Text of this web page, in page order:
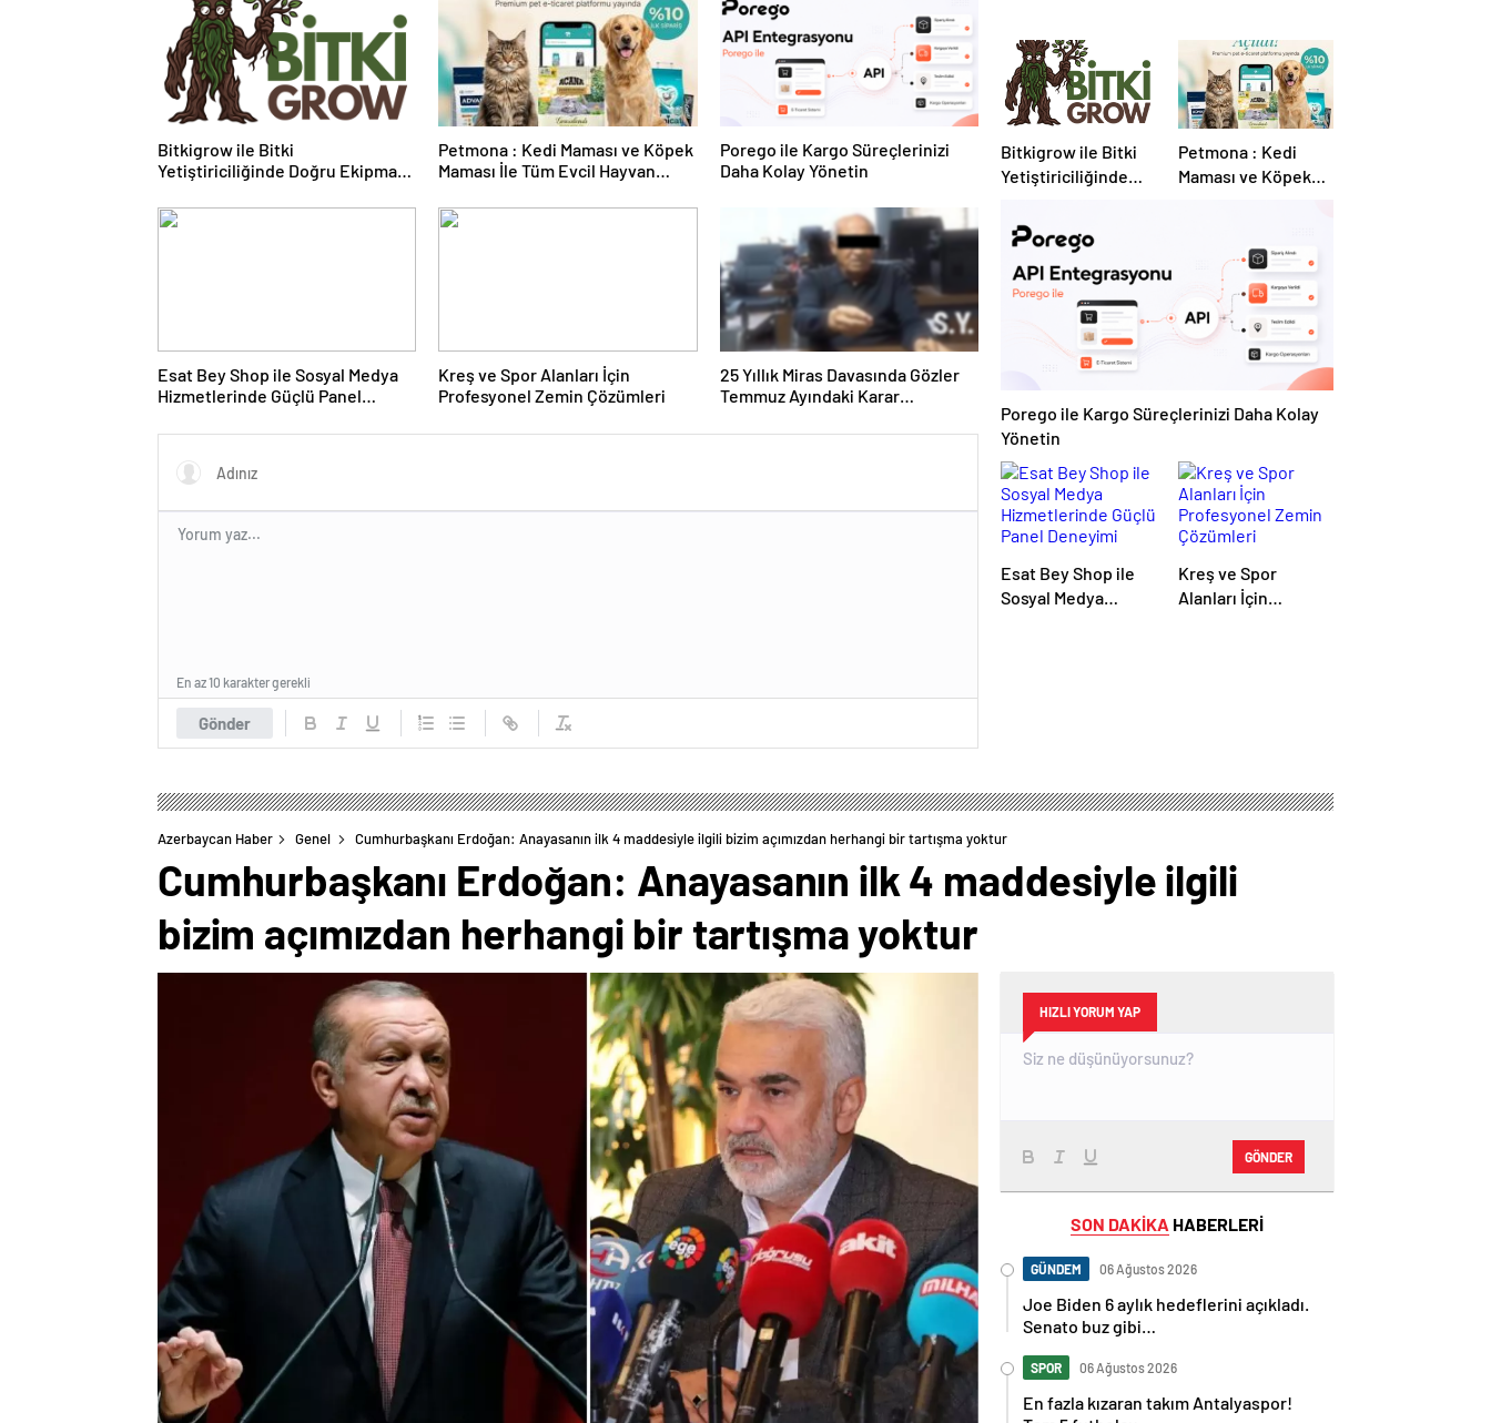
Bitkigrow ile Bitki
Yetiştiriciliğinde Doğru Ekipman
Petmona : Kedi Maması ve Köpek
Maması İle Tüm Evcil Hayvan
Porego ile Kargo Süreçlerinizi
Daha Kolay Yönetin
Esat Bey Shop ile Sosyal Medya
Hizmetlerinde Güçlü Panel
Kreş ve Spor Alanları İçin
Profesyonel Zemin Çözümleri
25 Yıllık Miras Davasında Gözler
Temmuz Ayındaki Karar
Gönder
En az 10 karakter gerekli
Bitkigrow ile Bitki
Yetiştiriciliğinde
Ürün Seçimi
Petmona : Kedi
Maması ve Köpek
Porego ile Kargo Süreçlerinizi Daha Kolay
Yönetin
Esat Bey Shop ile
Sosyal Medya
Kreş ve Spor
Alanları İçin
Azerbaycan Haber Genel Cumhurbaşkanı Erdoğan: Anayasanın ilk 4 maddesiyle ilgili bizim açımızdan herhangi bir tartışma yoktur
Cumhurbaşkanı Erdoğan: Anayasanın ilk 4 maddesiyle ilgili
bizim açımızdan herhangi bir tartışma yoktur
HIZLI YORUM YAP
GÖNDER
SON DAKİKA HABERLERİ
GÜNDEM 06 Ağustos 2026
Joe Biden 6 aylık hedeflerini açıkladı.
Senato buz gibi…
SPOR 06 Ağustos 2026
En fazla kızaran takım Antalyaspor!